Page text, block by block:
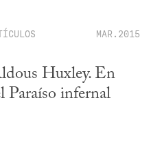
MAR.2015
Huxley. En
Paraíso infernal